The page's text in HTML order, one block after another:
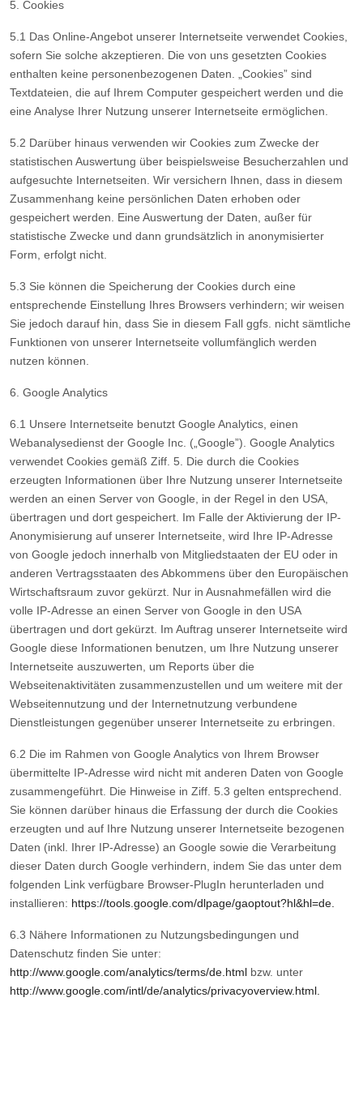
5. Cookies
5.1 Das Online-Angebot unserer Internetseite verwendet Cookies,
sofern Sie solche akzeptieren. Die von uns gesetzten Cookies
enthalten keine personenbezogenen Daten. „Cookies” sind
Textdateien, die auf Ihrem Computer gespeichert werden und die
eine Analyse Ihrer Nutzung unserer Internetseite ermöglichen.
5.2 Darüber hinaus verwenden wir Cookies zum Zwecke der
statistischen Auswertung über beispielsweise Besucherzahlen und
aufgesuchte Internetseiten. Wir versichern Ihnen, dass in diesem
Zusammenhang keine persönlichen Daten erhoben oder
gespeichert werden. Eine Auswertung der Daten, außer für
statistische Zwecke und dann grundsätzlich in anonymisierter
Form, erfolgt nicht.
5.3 Sie können die Speicherung der Cookies durch eine
entsprechende Einstellung Ihres Browsers verhindern; wir weisen
Sie jedoch darauf hin, dass Sie in diesem Fall ggfs. nicht sämtliche
Funktionen von unserer Internetseite vollumfänglich werden
nutzen können.
6. Google Analytics
6.1 Unsere Internetseite benutzt Google Analytics, einen
Webanalysedienst der Google Inc. („Google”). Google Analytics
verwendet Cookies gemäß Ziff. 5. Die durch die Cookies
erzeugten Informationen über Ihre Nutzung unserer Internetseite
werden an einen Server von Google, in der Regel in den USA,
übertragen und dort gespeichert. Im Falle der Aktivierung der IP-
Anonymisierung auf unserer Internetseite, wird Ihre IP-Adresse
von Google jedoch innerhalb von Mitgliedstaaten der EU oder in
anderen Vertragsstaaten des Abkommens über den Europäischen
Wirtschaftsraum zuvor gekürzt. Nur in Ausnahmefällen wird die
volle IP-Adresse an einen Server von Google in den USA
übertragen und dort gekürzt. Im Auftrag unserer Internetseite wird
Google diese Informationen benutzen, um Ihre Nutzung unserer
Internetseite auszuwerten, um Reports über die
Webseitenaktivitäten zusammenzustellen und um weitere mit der
Webseitennutzung und der Internetnutzung verbundene
Dienstleistungen gegenüber unserer Internetseite zu erbringen.
6.2 Die im Rahmen von Google Analytics von Ihrem Browser
übermittelte IP-Adresse wird nicht mit anderen Daten von Google
zusammengeführt. Die Hinweise in Ziff. 5.3 gelten entsprechend.
Sie können darüber hinaus die Erfassung der durch die Cookies
erzeugten und auf Ihre Nutzung unserer Internetseite bezogenen
Daten (inkl. Ihrer IP-Adresse) an Google sowie die Verarbeitung
dieser Daten durch Google verhindern, indem Sie das unter dem
folgenden Link verfügbare Browser-PlugIn herunterladen und
installieren: https://tools.google.com/dlpage/gaoptout?hl&hl=de.
6.3 Nähere Informationen zu Nutzungsbedingungen und
Datenschutz finden Sie unter:
http://www.google.com/analytics/terms/de.html bzw. unter
http://www.google.com/intl/de/analytics/privacyoverview.html.